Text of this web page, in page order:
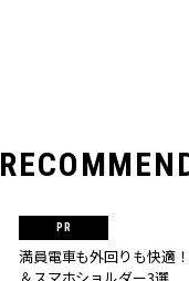
満員電車も外回りも快適